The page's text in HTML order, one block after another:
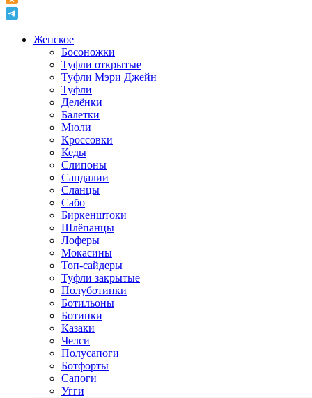
Женское
Босоножки
Туфли открытые
Туфли Мэри Джейн
Туфли
Делёнки
Балетки
Мюли
Кроссовки
Кеды
Слипоны
Сандалии
Сланцы
Сабо
Биркенштоки
Шлёпанцы
Лоферы
Мокасины
Топ-сайдеры
Туфли закрытые
Полуботинки
Ботильоны
Ботинки
Казаки
Челси
Полусапоги
Ботфорты
Сапоги
Угги